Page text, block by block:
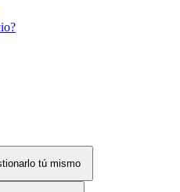
tú mismo